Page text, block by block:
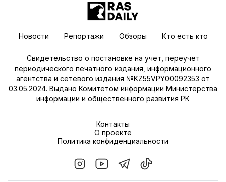
Новости Репортажи Обзоры Кто есть кто
Свидетельство о постановке на учет, переучет
периодического печатного издания, информационного
агентства и сетевого издания №KZ55VPY00092353 от
03.05.2024. Выдано Комитетом информации Министерства
информации и общественного развития РК
Контакты
О проекте
Политика конфиденциальности